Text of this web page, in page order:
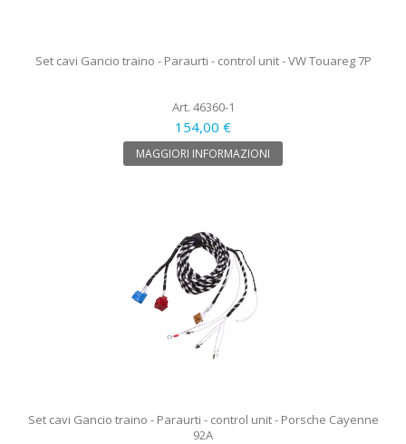
Set cavi Gancio traino - Paraurti - control unit - VW Touareg 7P
Art. 46360-1
154,00 €
MAGGIORI INFORMAZIONI
Set cavi Gancio traino - Paraurti - control unit - Porsche Cayenne
92A